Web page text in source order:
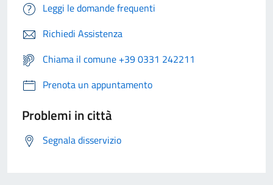
Leggi le domande frequenti
Richiedi Assistenza
Chiama il comune +39 0331 242211
Prenota un appuntamento
Problemi in città
Segnala disservizio